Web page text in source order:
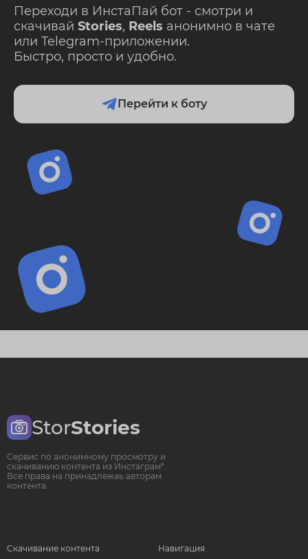
Переходи в ИнстаПай бот - смотри и
скачивай Stories, Reels анонимно в чате
или Telegram-приложении.
Быстро, просто и удобно.
Перейти к боту
StorStories
Сервис по анонимному просмотру и
скачиванию контента из Инстаграм*.
Все права на принадлежаь авторам
контента.
Скачивание контента Навигация